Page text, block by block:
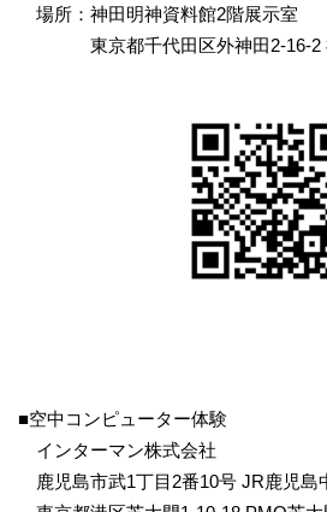
場所：神田明神資料館2階展示室
東京都千代田区外神田2-16-2
■空中コンピューター体験
インターマン株式会社
鹿児島市武1丁目2番10号 JR鹿児島